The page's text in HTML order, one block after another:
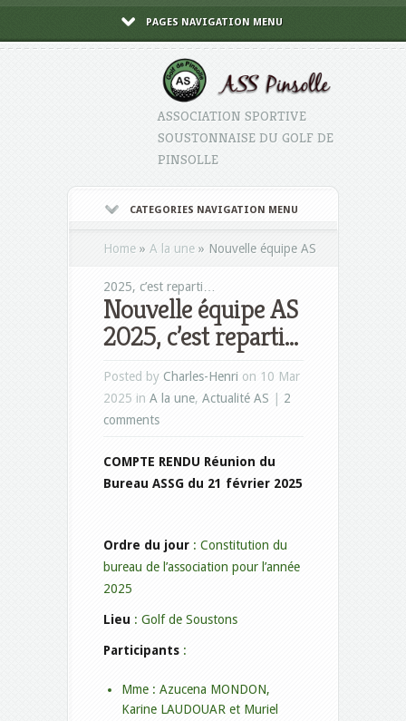
PAGES NAVIGATION MENU
ASSOCIATION SPORTIVE
SOUSTONNAISE DU GOLF DE
PINSOLLE
CATEGORIES NAVIGATION MENU
Home » A la une » Nouvelle équipe AS
2025, c’est reparti…
Nouvelle équipe AS
2025, c’est reparti…
Posted by Charles-Henri on 10 Mar
2025 in A la une, Actualité AS
2
comments
COMPTE RENDU Réunion du
Bureau ASSG du 21 février 2025
Ordre du jour : Constitution du
bureau de l’association pour l’année
2025
Lieu : Golf de Soustons
Participants :
Mme : Azucena MONDON,
Karine LAUDOUAR et Muriel